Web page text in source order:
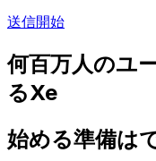
送信開始
何百万人のユ
るXe
始める準備は